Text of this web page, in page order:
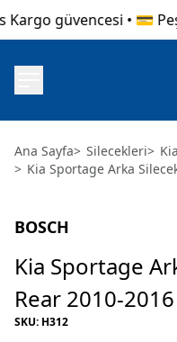
güvencesi • 💳
Ana Sayfa> Silecekleri> Kia
> Kia Sportage Arka
BOSCH
Kia Sportage
Rear 2010-2016
SKU: H312